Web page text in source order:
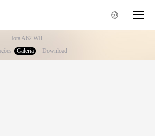
Iota A62 WH
Galeria Download